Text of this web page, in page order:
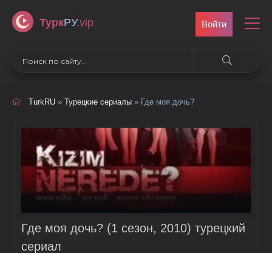
ТуркРУ.vip Войти
TurkRU » Турецкие сериалы » Где моя дочь?
Где моя дочь? (1 сезон, 2010) турецкий
сериал